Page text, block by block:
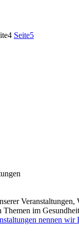
4 Seite5
Veranstaltungen,
Themen im
nennen wir